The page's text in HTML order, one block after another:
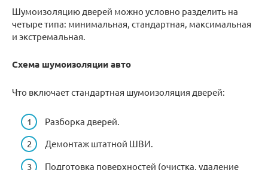
Шумоизоляцию дверей можно условно разделить на
четыре типа: минимальная, стандартная, максимальная
и экстремальная.
Схема шумоизоляции авто
Что включает стандартная шумоизоляция дверей:
Разборка дверей.
Демонтаж штатной ШВИ.
Подготовка поверхностей (очистка, удаление